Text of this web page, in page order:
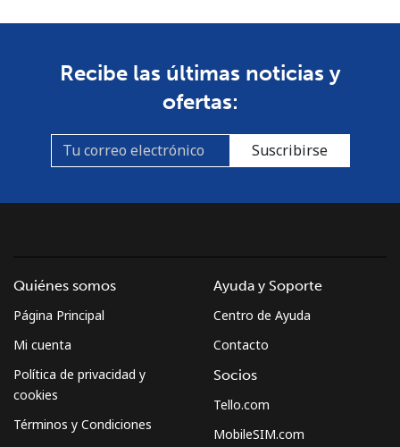
Recibe las últimas noticias y
ofertas:
Suscribirse
Quiénes somos
Página Principal
Mi cuenta
Política de privacidad y
cookies
Términos y Condiciones
Ayuda y Soporte
Centro de Ayuda
Contacto
Socios
Tello.com
MobileSIM.com